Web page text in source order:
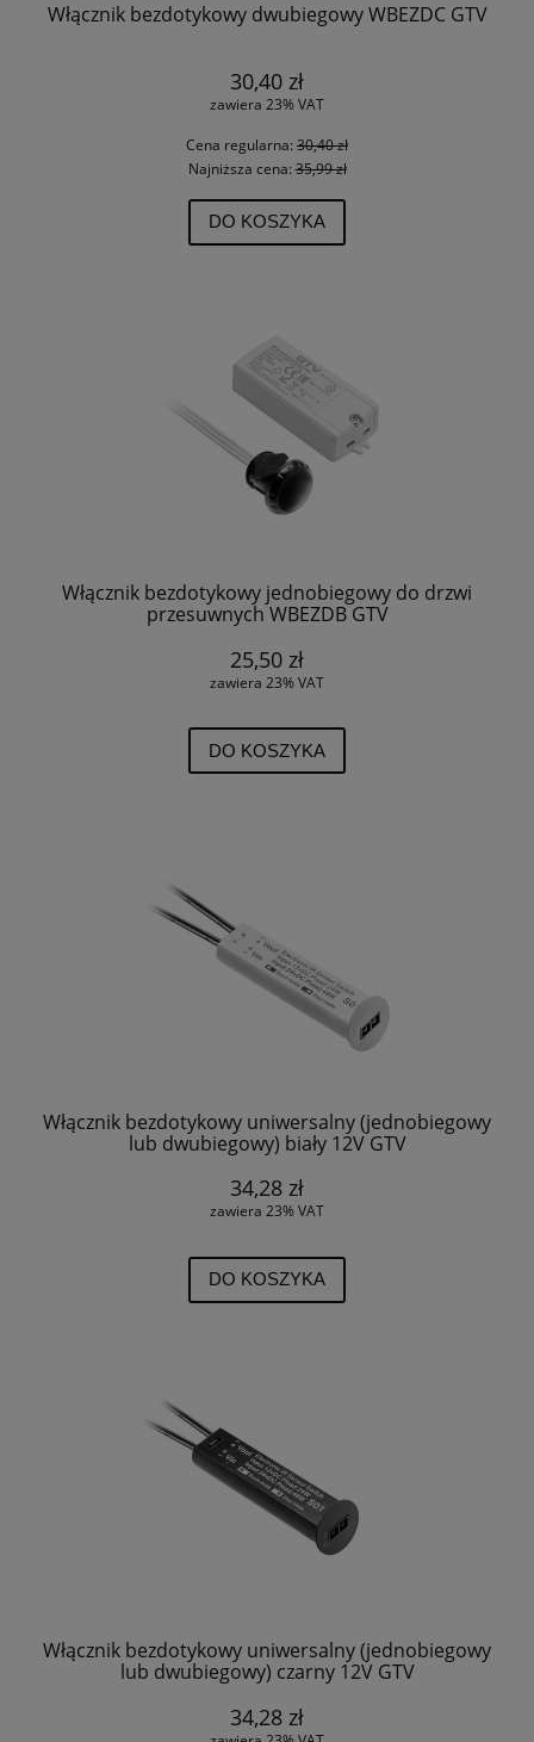
Włącznik bezdotykowy dwubiegowy WBEZDC GTV
30,40 zł
zawiera 23% VAT
Cena regularna: 30,40 zł
Najniższa cena:35,99 zł
DO KOSZYKA
Włącznik bezdotykowy jednobiegowy do drzwi
przesuwnych WBEZDB GTV
25,50 zł
zawiera 23% VAT
DO KOSZYKA
Włącznik bezdotykowy uniwersalny (jednobiegowy
lub dwubiegowy) biały 12V GTV
34,28 zł
zawiera 23% VAT
DO KOSZYKA
Włącznik bezdotykowy uniwersalny (jednobiegowy
lub dwubiegowy) czarny 12V GTV
34,28 zł